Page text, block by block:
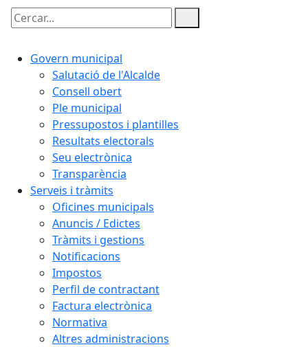
Cercar:
Govern municipal
Salutació de l'Alcalde
Consell obert
Ple municipal
Pressupostos i plantilles
Resultats electorals
Seu electrònica
Transparència
Serveis i tràmits
Oficines municipals
Anuncis / Edictes
Tràmits i gestions
Notificacions
Impostos
Perfil de contractant
Factura electrònica
Normativa
Altres administracions